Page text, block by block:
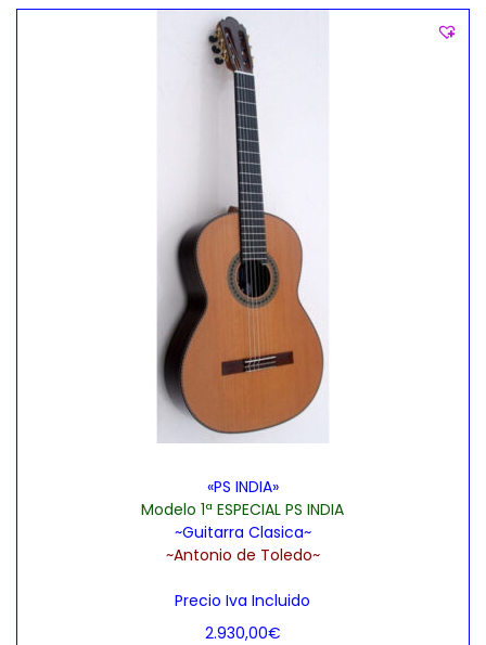
«PS INDIA»
Modelo 1ª ESPECIAL PS INDIA
~Guitarra Clasica~
~Antonio de Toledo~
Precio Iva Incluido
2.930,00€